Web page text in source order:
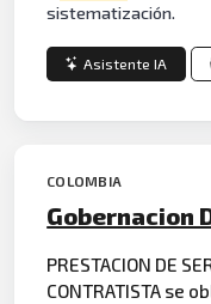
sistematización.
Asistente IA
COLOMBIA
Gobernacion
PRESTACION DE
CONTRATISTA se